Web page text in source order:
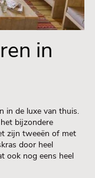
in
in de luxe van thuis.
bijzondere
zijn tweeën of met
door heel
ook nog eens heel